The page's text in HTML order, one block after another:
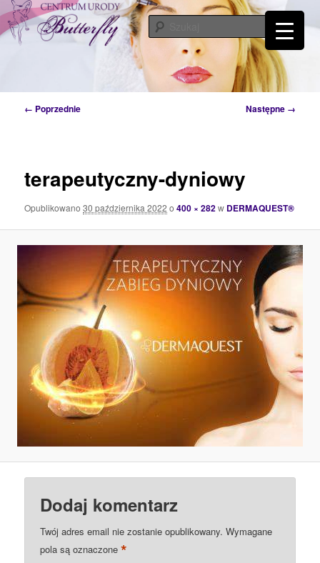
Przeskocz
do
tekstu
Centrum Urody Butterfly – Katowice
Tylko od Ciebie zależy kiedy zaczniesz o siebie dbać. Przyjdź a my Ci w tym
pomożemy…
Nawigacja
← Poprzednie Następne →
terapeutyczny-dyniowy
Opublikowano30 października 2022 o400 × 282w DERMAQUEST®
Dodaj komentarz
Twój adres email nie zostanie opublikowany. Wymagane
pola są oznaczone*